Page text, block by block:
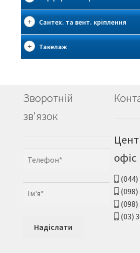
Сантех. та вент. кріплення
Такелаж
Зворотній
зв'язок
офіс
(044)
(098)
(098)
(03)